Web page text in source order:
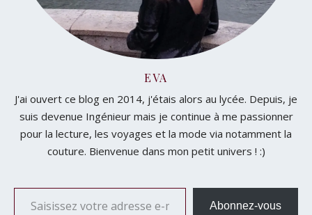
EVA
J'ai ouvert ce blog en 2014, j'étais alors au lycée. Depuis, je
suis devenue Ingénieur mais je continue à me passionner
pour la lecture, les voyages et la mode via notamment la
couture. Bienvenue dans mon petit univers ! :)
Saisissez votre adresse e-mail…
Abonnez-vous